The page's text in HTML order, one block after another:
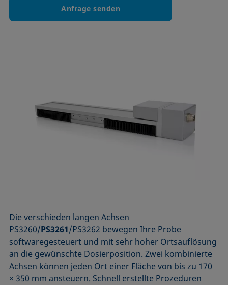
Anfrage senden
Die verschieden langen Achsen
PS3260/PS3261/PS3262 bewegen Ihre Probe
softwaregesteuert und mit sehr hoher Ortsauflösung
an die gewünschte Dosierposition. Zwei kombinierte
Achsen können jeden Ort einer Fläche von bis zu 170
× 350 mm ansteuern. Schnell erstellte Prozeduren